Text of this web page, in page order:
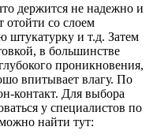
держится не надежно и
отойти со слоем
штукатурку и т.д. Затем
в большинстве
проникновения,
впитывает влагу. По
контакт. Для выбора
у специалистов по
найти тут: